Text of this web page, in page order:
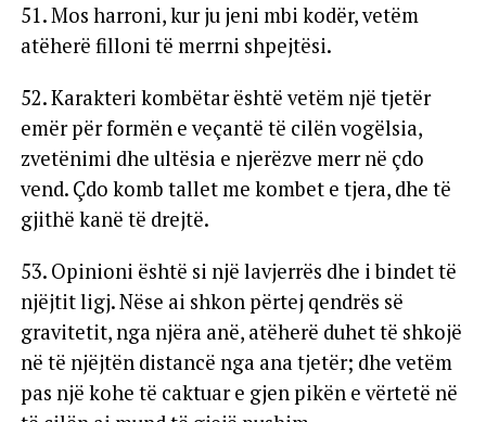
51. Mos harroni, kur ju jeni mbi kodër, vetëm
atëherë filloni të merrni shpejtësi.
52. Karakteri kombëtar është vetëm një tjetër
emër për formën e veçantë të cilën vogëlsia,
zvetënimi dhe ultësia e njerëzve merr në çdo
vend. Çdo komb tallet me kombet e tjera, dhe të
gjithë kanë të drejtë.
53. Opinioni është si një lavjerrës dhe i bindet të
njëjtit ligj. Nëse ai shkon përtej qendrës së
gravitetit, nga njëra anë, atëherë duhet të shkojë
në të njëjtën distancë nga ana tjetër; dhe vetëm
pas një kohe të caktuar e gjen pikën e vërtetë në